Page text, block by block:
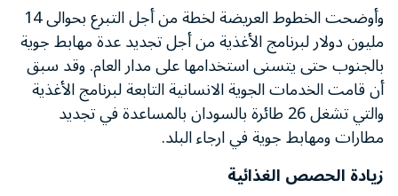
وأوضحت الخطوط العريضة لخطة من أجل التبرع بحوالى 14
مليون دولار لبرنامج الأغذية من أجل تجديد عدة مهابط جوية
بالجنوب حتى يتسنى استخدامها على مدار العام. وقد سبق
أن قامت الخدمات الجوية الانسانية التابعة لبرنامج الأغذية
والتي تشغل 26 طائرة بالسودان بالمساعدة في تجديد
مطارات ومهابط جوية في ارجاء البلد.
زيادة الحصص الغذائية